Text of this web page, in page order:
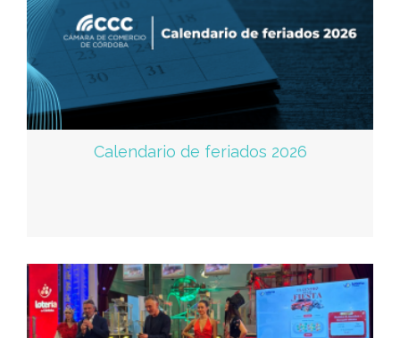
Calendario de feriados 2026